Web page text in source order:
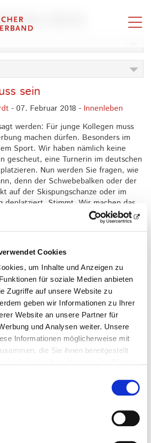
Cookies
um Inhalte und Anzeigen zu
für soziale Medien anbieten
Zugriffe auf unsere Website zu
geben wir Informationen zu Ihrer
Website an unsere Partner für
und Analysen weiter. Unsere
Informationen möglicherweise mit
die Sie ihnen bereitgestellt
sein
- 07. Februar 2018 - Innenleben
werden: Für junge Kollegen muss
machen dürfen. Besonders im
Sport. Wir haben nämlich keine
gescheut, eine Turnerin im deutschen
Nun werden Sie fragen, wie
denn der Schwebebalken oder der
auf der Skispungschanze oder im
deplatziert. Stimmt. Wir machen das
Rieke Kurtenacker
aus Limburg
im Deutschen Olympischen
allen Bereichen des olympischen
die Luft des ganz großen Sports
weil Rieke eine nette jugen
sie uns mit Hintergrundinfos aus
von hinter den Kulissen. Worauf sich
besonders freut, denn was kann
mit Turneraugen zu
uns drauf freuen. Und natürlich
ist für diesen Artikel